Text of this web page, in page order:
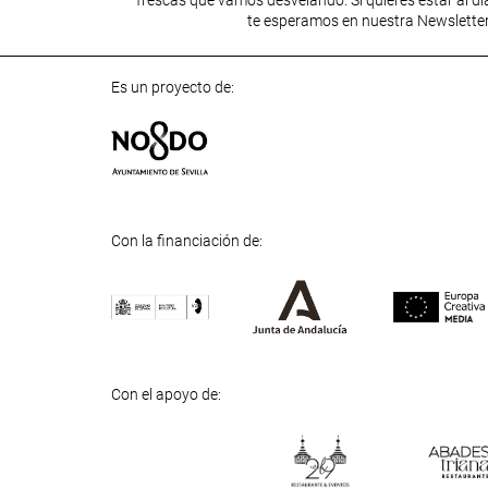
te esperamos en nuestra
Es un proyecto de:
Con la financiación de:
Next
Con el apoyo de: